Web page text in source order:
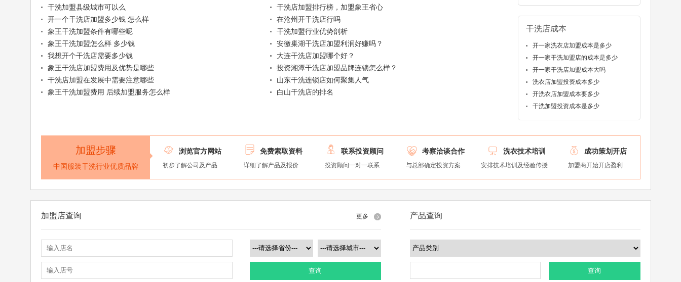
干洗加盟县级城市可以么
开一个干洗店加盟多少钱 怎么样
象王干洗加盟条件有哪些呢
象王干洗加盟怎么样 多少钱
我想开个干洗店需要多少钱
象王干洗店加盟费用及优势是哪些
干洗店加盟在发展中需要注意哪些
象王干洗加盟费用 后续加盟服务怎么样
干洗店加盟排行榜，加盟象王省心
在沧州开干洗店行吗
干洗加盟行业优势剖析
安徽巢湖干洗店加盟利润好赚吗？
大连干洗店加盟哪个好？
投资湘潭干洗店加盟品牌连锁怎么样？
山东干洗连锁店如何聚集人气
白山干洗店的排名
干洗店成本
开一家洗衣店加盟成本是多少
开一家干洗加盟店的成本是多少
开一家干洗店加盟成本大吗
洗衣店加盟投资成本多少
开洗衣店加盟成本要多少
干洗加盟投资成本是多少
加盟步骤
中国服装干洗行业优质品牌
 浏览官方网站
初步了解公司及产品
 免费索取资料
详细了解产品及报价
 联系投资顾问
投资顾问一对一联系
 考察洽谈合作
与总部确定投资方案
 洗衣技术培训
安排技术培训及经验传授
 成功策划开店
加盟商开始开店盈利
加盟店查询 更多
查询
产品查询
查询